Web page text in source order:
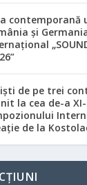
contemporană
și
de pe trei
la cea de-a
de la